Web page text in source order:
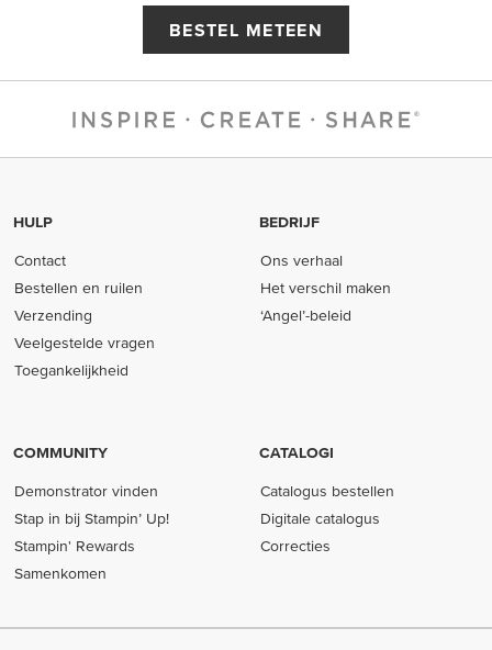
BESTEL METEEN
HULP
Contact
Bestellen en ruilen
Verzending
Veelgestelde vragen
Toegankelijkheid
BEDRIJF
Ons verhaal
Het verschil maken
‘Angel’-beleid
COMMUNITY
Demonstrator vinden
Stap in bij Stampin’ Up!
Stampin' Rewards
Samenkomen
CATALOGI
Catalogus bestellen
Digitale catalogus
Correcties